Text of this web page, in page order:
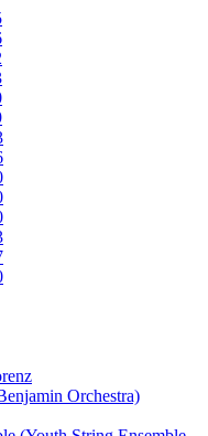
Orchestra)